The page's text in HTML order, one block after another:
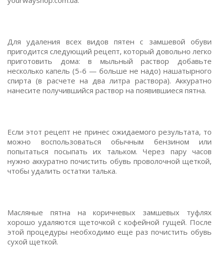
Для удаления всех видов пятен с замшевой обуви
пригодится следующий рецепт, который довольно легко
приготовить дома: в мыльный раствор добавьте
несколько капель (5-6 — больше не надо) нашатырного
спирта (в расчете на два литра раствора). Аккуратно
нанесите получившийся раствор на появившиеся пятна.
Если этот рецепт не принес ожидаемого результата, то
можно воспользоваться обычным бензином или
попытаться посыпать их тальком. Через пару часов
нужно аккуратно почистить обувь проволочной щеткой,
чтобы удалить остатки талька.
Масляные пятна на коричневых замшевых туфлях
хорошо удаляются щеточкой с кофейной гущей. После
этой процедуры необходимо еще раз почистить обувь
сухой щеткой.